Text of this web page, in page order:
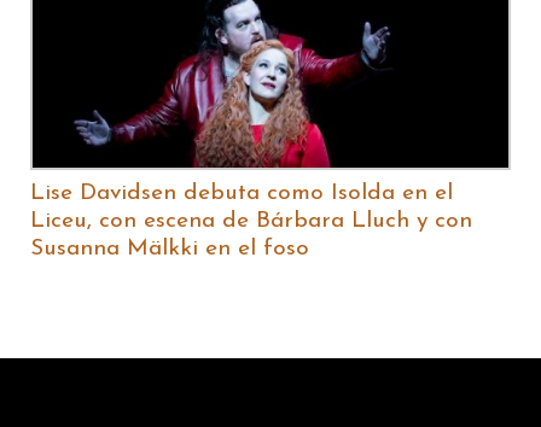
Lise Davidsen debuta como Isolda en el
Liceu, con escena de Bárbara Lluch y con
Susanna Mälkki en el foso